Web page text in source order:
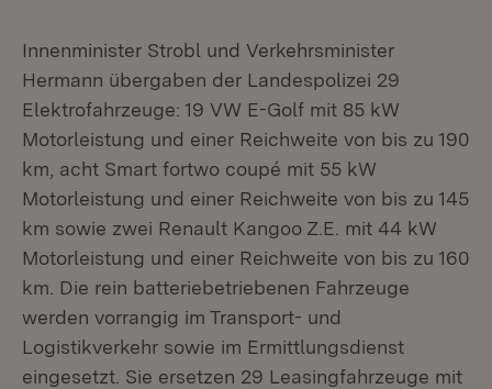
Innenminister Strobl und Verkehrsminister
Hermann übergaben der Landespolizei 29
Elektrofahrzeuge: 19 VW E-Golf mit 85 kW
Motorleistung und einer Reichweite von bis zu 190
km, acht Smart fortwo coupé mit 55 kW
Motorleistung und einer Reichweite von bis zu 145
km sowie zwei Renault Kangoo Z.E. mit 44 kW
Motorleistung und einer Reichweite von bis zu 160
km. Die rein batteriebetriebenen Fahrzeuge
werden vorrangig im Transport- und
Logistikverkehr sowie im Ermittlungsdienst
eingesetzt. Sie ersetzen 29 Leasingfahrzeuge mit